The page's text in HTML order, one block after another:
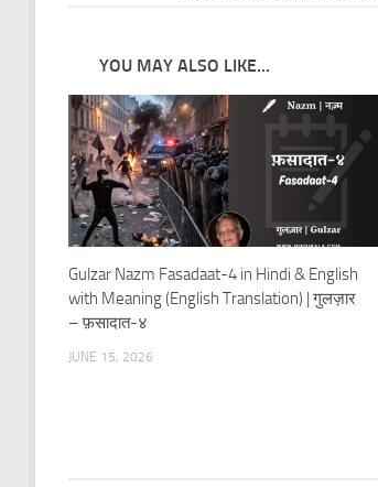
YOU MAY ALSO LIKE...
Gulzar Nazm Fasadaat-4 in Hindi & English
with Meaning (English Translation) | गुलज़ार
– फ़सादात-४
JUNE 15, 2026